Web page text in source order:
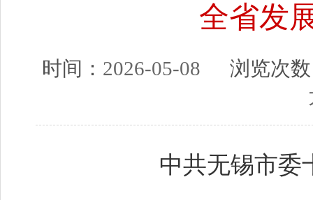
全省发
时间： 2026-05-08 浏览次
中共无锡市委